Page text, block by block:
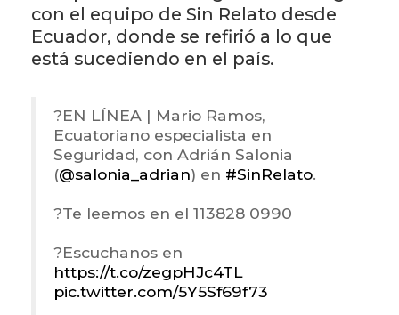
con el equipo de Sin Relato desde
Ecuador, donde se refirió a lo que
está sucediendo en el país.
?️EN LÍNEA | Mario Ramos,
Ecuatoriano especialista en
Seguridad, con Adrián Salonia
(@salonia_adrian) en #SinRelato.
?Te leemos en el 113828 0990
?Escuchanos en
https://t.co/zegpHJc4TL
pic.twitter.com/5Y5Sf69f73